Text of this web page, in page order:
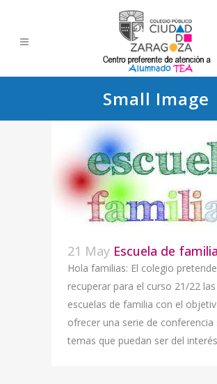
Small Image
21 May Escuela de
Hola familias: El colegio pretende
recuperar para el curso 21/22 las
escuelas de familia con el
ofrecer una serie de conferencia
temas que puedan ser del